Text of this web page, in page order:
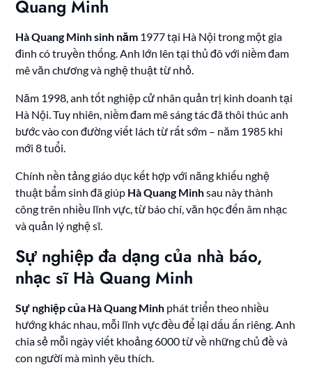
Quang Minh
Hà Quang Minh sinh năm 1977 tại Hà Nội trong một gia
đình có truyền thống. Anh lớn lên tại thủ đô với niềm đam
mê văn chương và nghệ thuật từ nhỏ.
Năm 1998, anh tốt nghiệp cử nhân quản trị kinh doanh tại
Hà Nội. Tuy nhiên, niềm đam mê sáng tác đã thôi thúc anh
bước vào con đường viết lách từ rất sớm – năm 1985 khi
mới 8 tuổi.
Chính nền tảng giáo dục kết hợp với năng khiếu nghệ
thuật bẩm sinh đã giúp Hà Quang Minhsau này thành
công trên nhiều lĩnh vực, từ báo chí, văn học đến âm nhạc
và quản lý nghệ sĩ.
Sự nghiệp đa dạng của nhà báo,
nhạc sĩ Hà Quang Minh
Sự nghiệp của Hà Quang Minh phát triển theo nhiều
hướng khác nhau, mỗi lĩnh vực đều để lại dấu ấn riêng. Anh
chia sẻ mỗi ngày viết khoảng 6000 từ về những chủ đề và
con người mà mình yêu thích.